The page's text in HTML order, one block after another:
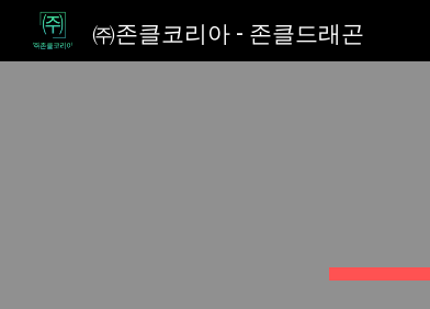
㈜존클코리아 - 존클드래곤